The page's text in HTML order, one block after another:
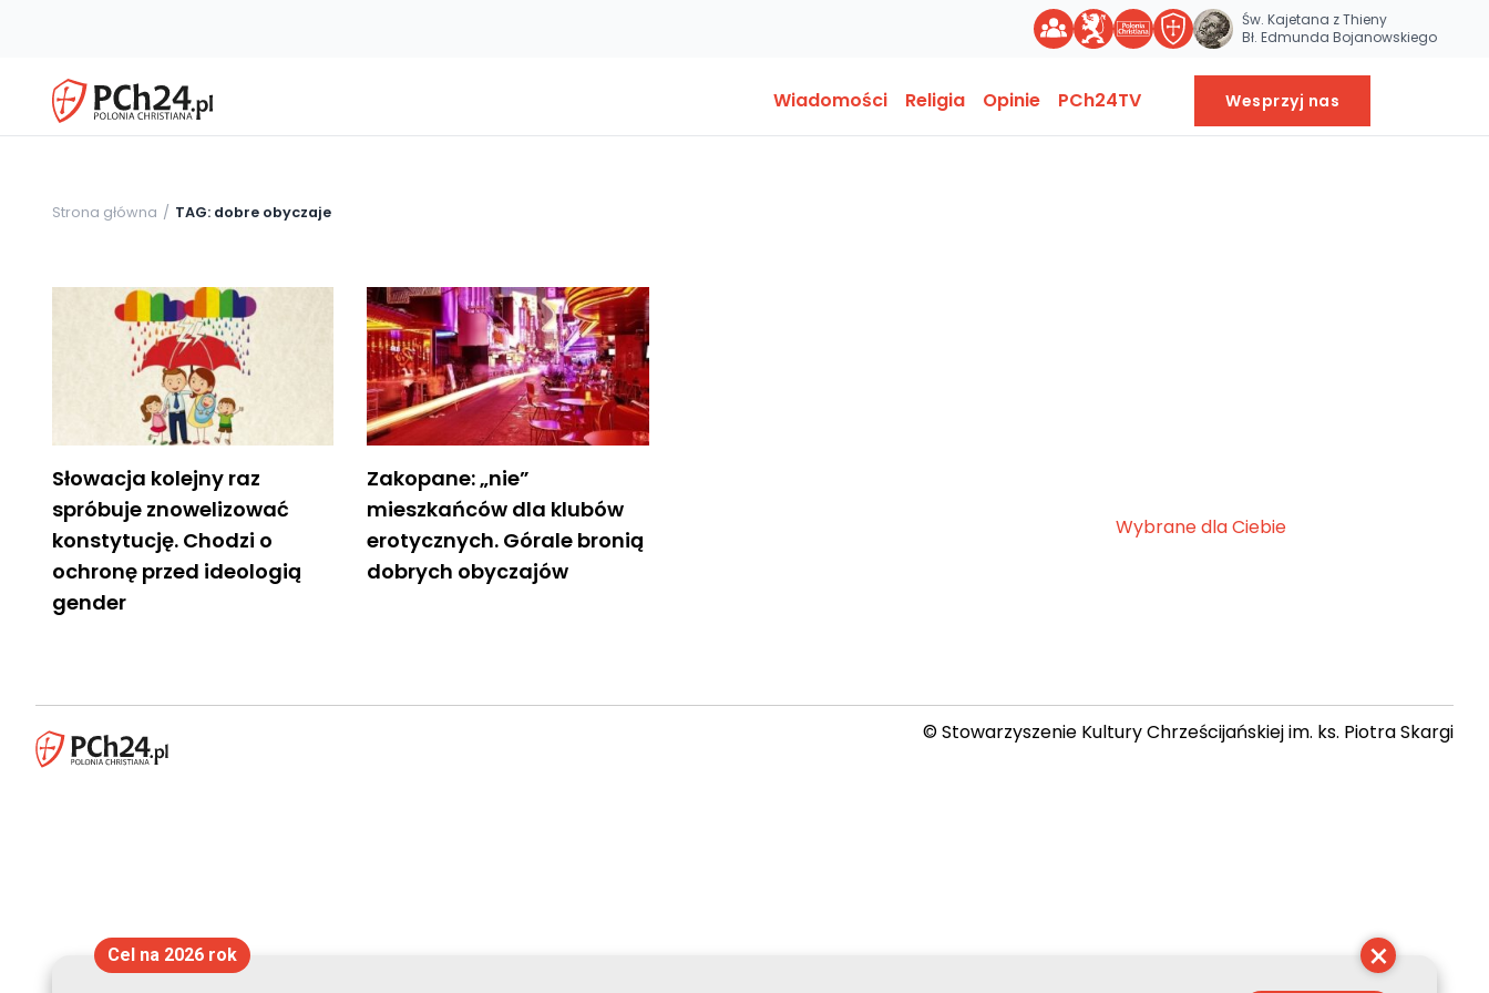
Św. Kajetana z Thieny
Bł. Edmunda Bojanowskiego
Wiadomości Religia Opinie PCh24TV Wesprzyj nas
Strona główna TAG: dobre obyczaje
Słowacja kolejny raz
spróbuje znowelizować
konstytucję. Chodzi o
ochronę przed ideologią
gender
Zakopane: „nie”
mieszkańców dla klubów
erotycznych. Górale bronią
dobrych obyczajów
Wybrane dla Ciebie
© Stowarzyszenie Kultury Chrześcijańskiej im. ks. Piotra Skargi
×
Cel na 2026 rok